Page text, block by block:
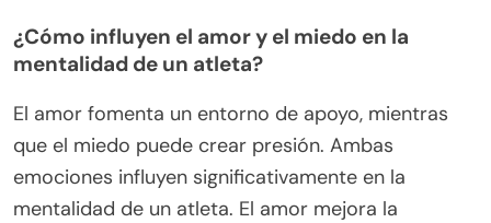
¿Cómo influyen el amor y el miedo en la
mentalidad de un atleta?
El amor fomenta un entorno de apoyo, mientras
que el miedo puede crear presión. Ambas
emociones influyen significativamente en la
mentalidad de un atleta. El amor mejora la